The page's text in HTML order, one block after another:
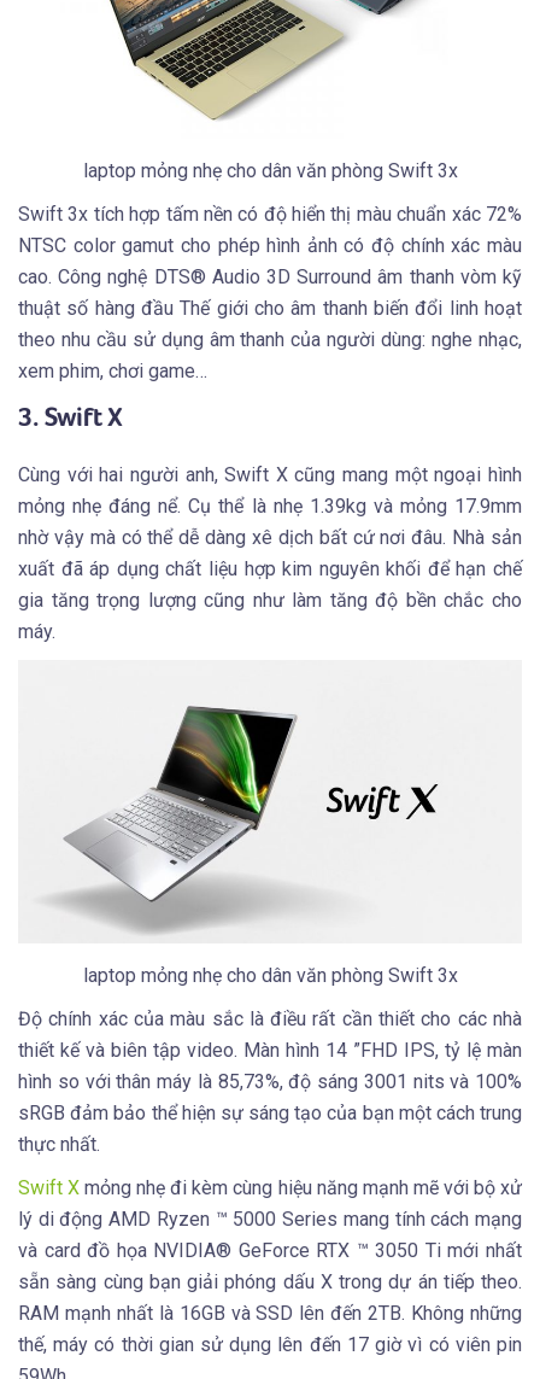
laptop mỏng nhẹ cho dân văn phòng Swift 3x
Swift 3x tích hợp tấm nền có độ hiển thị màu chuẩn xác 72%
NTSC color gamut cho phép hình ảnh có độ chính xác màu
cao. Công nghệ DTS® Audio 3D Surround âm thanh vòm kỹ
thuật số hàng đầu Thế giới cho âm thanh biến đổi linh hoạt
theo nhu cầu sử dụng âm thanh của người dùng: nghe nhạc,
xem phim, chơi game…
3. Swift X
Cùng với hai người anh, Swift X cũng mang một ngoại hình
mỏng nhẹ đáng nể. Cụ thể là nhẹ 1.39kg và mỏng 17.9mm
nhờ vậy mà có thể dễ dàng xê dịch bất cứ nơi đâu. Nhà sản
xuất đã áp dụng chất liệu hợp kim nguyên khối để hạn chế
gia tăng trọng lượng cũng như làm tăng độ bền chắc cho
máy.
laptop mỏng nhẹ cho dân văn phòng Swift 3x
Độ chính xác của màu sắc là điều rất cần thiết cho các nhà
thiết kế và biên tập video. Màn hình 14 ”FHD IPS, tỷ lệ màn
hình so với thân máy là 85,73%, độ sáng 3001 nits và 100%
sRGB đảm bảo thể hiện sự sáng tạo của bạn một cách trung
thực nhất.
Swift X mỏng nhẹ đi kèm cùng hiệu năng mạnh mẽ với bộ xử
lý di động AMD Ryzen ™ 5000 Series mang tính cách mạng
và card đồ họa NVIDIA® GeForce RTX ™ 3050 Ti mới nhất
sẵn sàng cùng bạn giải phóng dấu X trong dự án tiếp theo.
RAM mạnh nhất là 16GB và SSD lên đến 2TB. Không những
thế, máy có thời gian sử dụng lên đến 17 giờ vì có viên pin